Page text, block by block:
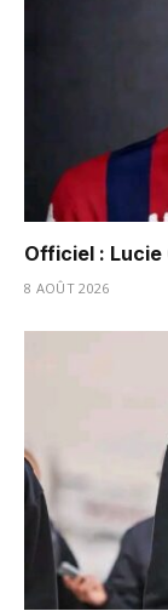
Officiel :
8 AOÛT 2026